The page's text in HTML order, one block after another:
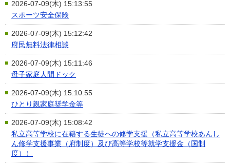
2026-07-09(木) 15:13:55
スポーツ安全保険
2026-07-09(木) 15:12:42
府民無料法律相談
2026-07-09(木) 15:11:46
母子家庭人間ドック
2026-07-09(木) 15:10:55
ひとり親家庭奨学金等
2026-07-09(木) 15:08:42
私立高等学校に在籍する生徒への修学支援（私立高等学校あんし
ん修学支援事業（府制度）及び高等学校等就学支援金（国制
度））